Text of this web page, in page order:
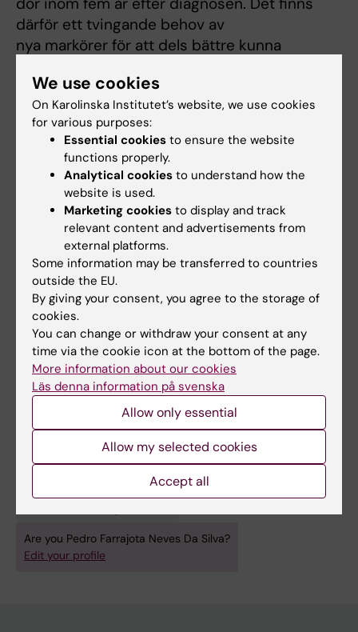
därför ett tvingande behov av
nya markörer för att dels bättre kunna
sjukdomsförlopp, dels för att utveckla
effektivare behandlingar, delvis med
hjälp av nyvunnen kunskap om processer
som styr sjukdomsutvecklingen som
sedan kan angripas med nya medel,
exempelvis farmaka. HNSCC diagnostiseras
multidisciplinärt med viktigt bidrag av
patologer som utför observationer
av vävnadsprover och klassificerar tumörerna
baserat på tolkningar av
bl.a. tumörcellernas former och andra
strukturer. Syftet med
forskningsprojekten är inriktade på förfining
av dessa metoder för att
förutsäga det kliniska förloppet och svaret på
behandling av olika
subtyper av HNSCC.
Are you Pedro Farrajota Neves Da Silva?
Edit your profile
We use cookies
On Karolinska Institutet’s website, we use cookies
for various purposes:
Essential cookies to ensure the website
functions properly.
Analytical cookies to understand how the
website is used.
Marketing cookies to display and track
relevant content and advertisements from
external platforms.
Some information may be transferred to countries
outside the EU.
By giving your consent, you agree to the storage of
cookies.
You can change or withdraw your consent at any
time via the cookie icon at the bottom of the page.
More information about our cookies
Läs denna information på svenska
Allow only essential
Allow my selected cookies
Accept all